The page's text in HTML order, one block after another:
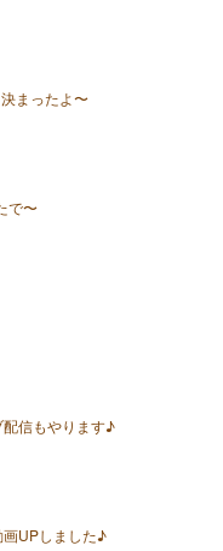
まったよ〜
で〜
配信もやります♪
画UPしました♪